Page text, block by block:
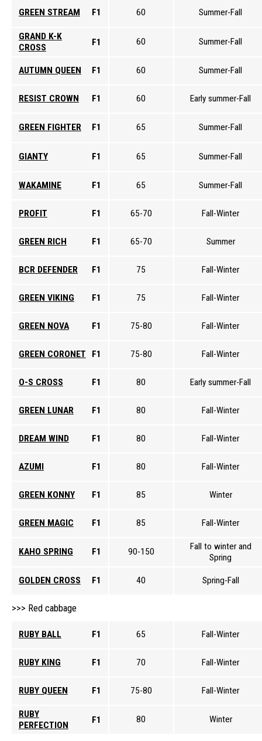
GREEN STREAM F1 60 Summer-Fall
GRAND K-K
CROSS
F1 60 Summer-Fall
AUTUMN QUEEN F1 60 Summer-Fall
RESIST CROWN F1 60 Early summer-Fall
GREEN FIGHTER F1 65 Summer-Fall
GIANTY F1 65 Summer-Fall
WAKAMINE F1 65 Summer-Fall
PROFIT F1 65-70 Fall-Winter
GREEN RICH F1 65-70 Summer
BCR DEFENDER F1 75 Fall-Winter
GREEN VIKING F1 75 Fall-Winter
GREEN NOVA F1 75-80 Fall-Winter
GREEN CORONET F1 75-80 Fall-Winter
O-S CROSS F1 80 Early summer-Fall
GREEN LUNAR F1 80 Fall-Winter
DREAM WIND F1 80 Fall-Winter
AZUMI F1 80 Fall-Winter
GREEN KONNY F1 85 Winter
GREEN MAGIC F1 85 Fall-Winter
KAHO SPRING F1 90-150
Fall to winter and
Spring
GOLDEN CROSS F1 40 Spring-Fall
Red cabbage
RUBY BALL F1 65 Fall-Winter
RUBY KING F1 70 Fall-Winter
RUBY QUEEN F1 75-80 Fall-Winter
RUBY
PERFECTION
F1 80 Winter